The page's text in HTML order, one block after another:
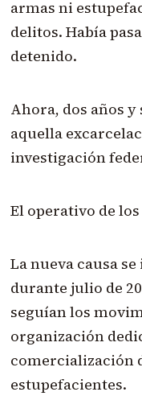
armas ni
delitos. Había
detenido.
Ahora, dos años y
aquella
investigación
El operativo de
La nueva causa
durante julio de
seguían los
organización
comercialización
estupefacientes.